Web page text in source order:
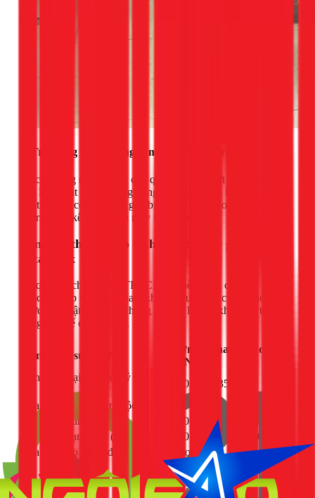
3. Trục lồng giặt bị cong vênh hoặc dây curoa bị chùng
Trục bị cong (thường do chở quá tải trong thời gian dài) sẽ
làm lồng giặt quay không đồng tâm, gây rung lắc. Dây curoa
nối từ động cơ đến lồng giặt bị chùng hoặc rão cũng có thể
tạo ra tiếng kêu rít rít khi máy hoạt động.
Bảng giá tham khảo dịch vụ sửa máy giặt LG kêu
to tại 1Fix
Để quý khách hàng tại TPHCM có thể dự trù chi phí, 1Fix
xin cung cấp bảng giá tham khảo. Lưu ý, giá chính xác sẽ
được kỹ thuật viên của chúng tôi báo lại sau khi kiểm tra tình
trạng thực tế của thiết bị.
Hạng mục sửa chữa
Đơn giá tham khảo
(VNĐ)
Cân chỉnh lại máy, xử lý lỗi lắp
250.000 - 350.000
Thay bộ giảm xóc (phuộc nhún)
450.000 - 750.000
Thay dây curoa
350.000 - 550.000
Thay bạc đạn, phớt (trọn bộ)
850.000 - 1.250.000
Sửa chữa bo mạch điều khiển
Báo giá sau kiểm tra
Quy trình sửa chữa chuyên nghiệp và minh bạch